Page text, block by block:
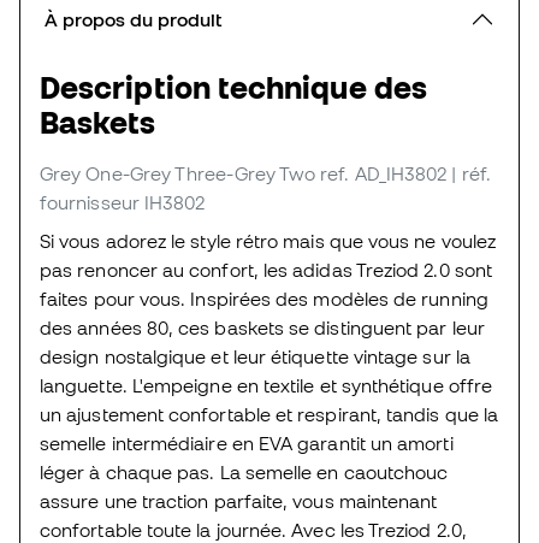
À propos du produit
Description technique des
Baskets
Grey One-Grey Three-Grey Two ref. AD_IH3802 | réf.
fournisseur IH3802
Si vous adorez le style rétro mais que vous ne voulez
pas renoncer au confort, les adidas Treziod 2.0 sont
faites pour vous. Inspirées des modèles de running
des années 80, ces baskets se distinguent par leur
design nostalgique et leur étiquette vintage sur la
languette. L'empeigne en textile et synthétique offre
un ajustement confortable et respirant, tandis que la
semelle intermédiaire en EVA garantit un amorti
léger à chaque pas. La semelle en caoutchouc
assure une traction parfaite, vous maintenant
confortable toute la journée. Avec les Treziod 2.0,